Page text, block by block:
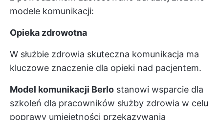
modele komunikacji:
Opieka zdrowotna
W służbie zdrowia skuteczna komunikacja ma
kluczowe znaczenie dla opieki nad pacjentem.
Model komunikacji Berlo stanowi wsparcie dla
szkoleń dla pracowników służby zdrowia w celu
poprawy umiejętności przekazywania